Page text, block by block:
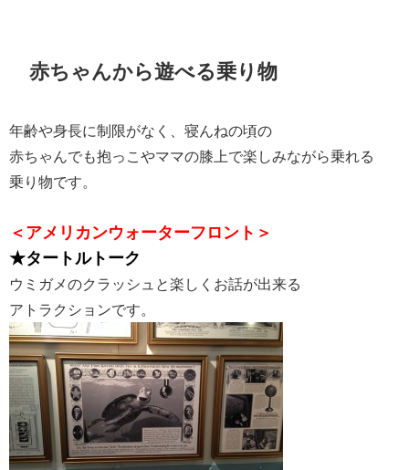
赤ちゃんから遊べる乗り物
年齢や身長に制限がなく、寝んねの頃の
赤ちゃんでも抱っこやママの膝上で楽しみながら乗れる
乗り物です。
＜アメリカンウォーターフロント＞
★タートルトーク
ウミガメのクラッシュと楽しくお話が出来る
アトラクションです。